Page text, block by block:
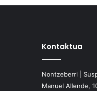
Kontaktua
Nontzeberri |
Manuel Allende,